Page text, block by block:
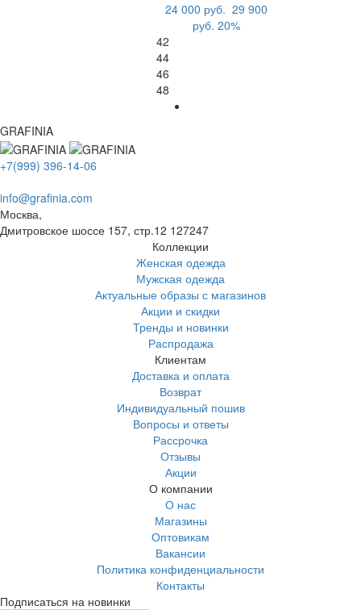
24 000 руб. 29 900
руб. 20%
42
44
46
48
GRAFINIA
+7(999) 396-14-06
info@grafinia.com
Москва,
Дмитровское шоссе 157, стр.12 127247
Коллекции
Женская одежда
Мужская одежда
Актуальные образы с магазинов
Акции и скидки
Тренды и новинки
Распродажа
Клиентам
Доставка и оплата
Возврат
Индивидуальный пошив
Вопросы и ответы
Рассрочка
Отзывы
Акции
О компании
О нас
Магазины
Оптовикам
Вакансии
Политика конфиденциальности
Контакты
Подписаться на новинки